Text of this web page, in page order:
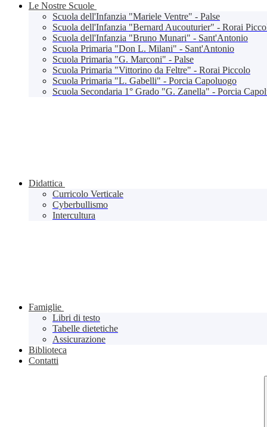
Le Nostre Scuole
Scuola dell'Infanzia "Mariele Ventre" - Palse
Scuola dell'Infanzia "Bernard Aucouturier" - Rorai
Scuola dell'Infanzia "Bruno Munari" - Sant'Antonio
Scuola Primaria "Don L. Milani" - Sant'Antonio
Scuola Primaria "G. Marconi" - Palse
Scuola Primaria "Vittorino da Feltre" - Rorai Piccolo
Scuola Primaria "L. Gabelli" - Porcia Capoluogo
Scuola Secondaria 1° Grado "G. Zanella" - Porcia
Didattica
Curricolo Verticale
Cyberbullismo
Intercultura
Famiglie
Libri di testo
Tabelle dietetiche
Assicurazione
Biblioteca
Contatti